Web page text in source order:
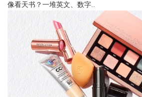
像看天书？一堆英文、数字..